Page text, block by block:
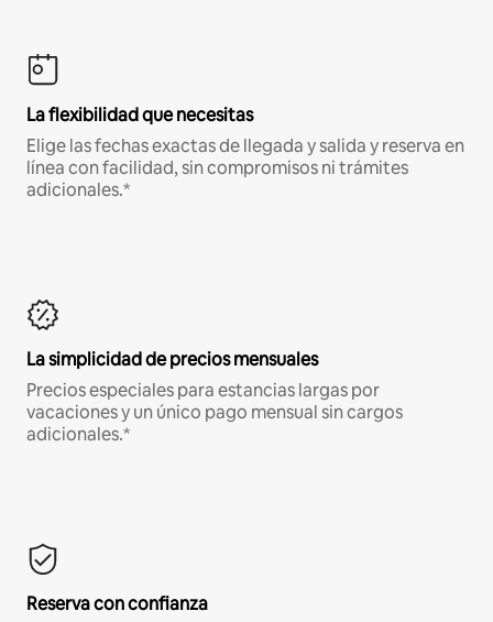
La flexibilidad que necesitas
Elige las fechas exactas de llegada y salida y reserva en
línea con facilidad, sin compromisos ni trámites
adicionales.*
La simplicidad de precios mensuales
Precios especiales para estancias largas por
vacaciones y un único pago mensual sin cargos
adicionales.*
Reserva con confianza